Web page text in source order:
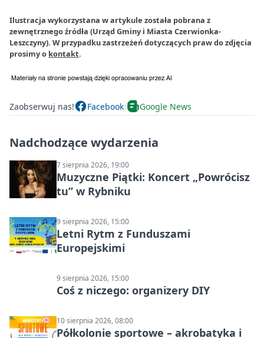
Ilustracja wykorzystana w artykule została pobrana z
zewnętrznego źródła (Urząd Gminy i Miasta Czerwionka-
Leszczyny). W przypadku zastrzeżeń dotyczących praw do zdjęcia
prosimy o kontakt.
Zaobserwuj nas! Facebook Google News
Nadchodzące wydarzenia
7 sierpnia 2026, 19:00
Muzyczne Piątki: Koncert „Powrócisz
tu” w Rybniku
9 sierpnia 2026, 15:00
Letni Rytm z Funduszami
Europejskimi
9 sierpnia 2026, 15:00
Coś z niczego: organizery DIY
10 sierpnia 2026, 08:00
Półkolonie sportowe – akrobatyka i